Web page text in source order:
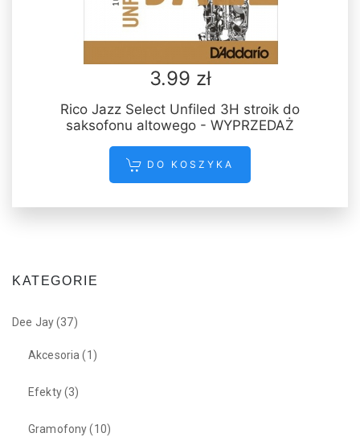
3.99 zł
Rico Jazz Select Unfiled 3H stroik do
saksofonu altowego - WYPRZEDAŻ
DO KOSZYKA
KATEGORIE
Dee Jay(37)
Akcesoria(1)
Efekty(3)
Gramofony(10)